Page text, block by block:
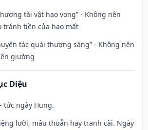
tài vật hao vong” - Không nên
tránh tiền của hao mất
tác quái thượng sàng” - Không nên
giường
Diệu
- tức ngày Hung.
lưỡi, mâu thuẫn hay tranh cãi. Ngày